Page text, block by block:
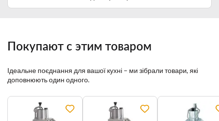
Покупают с этим товаром
Ідеальне поєднання для вашої кухні – ми зібрали товари, які
доповнюють один одного.